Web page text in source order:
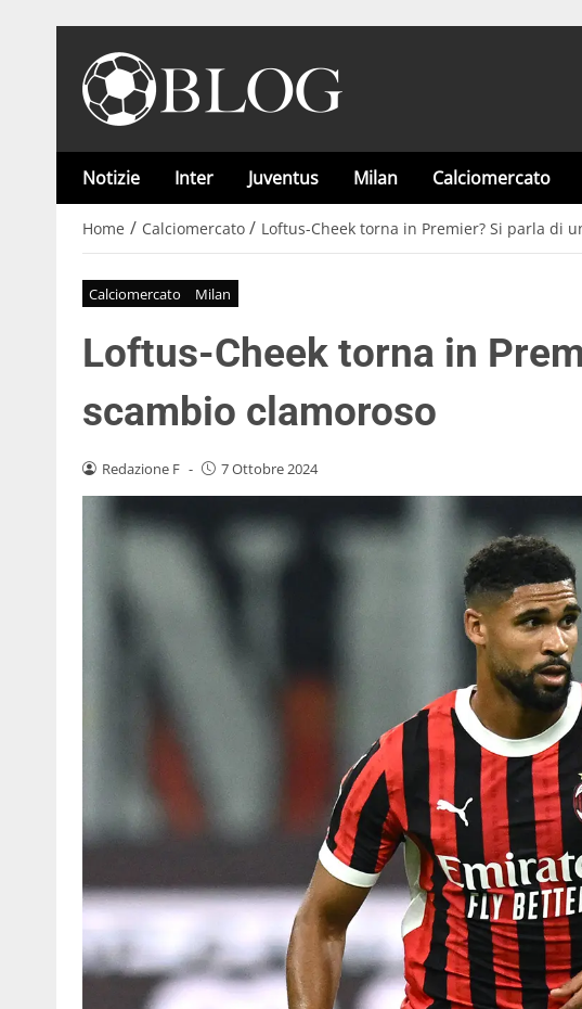
Notizie Inter Juventus Milan Calciomercato
Home / Calciomercato / Loftus-Cheek torna in Premier? Si parla di
Calciomercato Milan
Loftus-Cheek torna in
scambio clamoroso
Redazione F - 7 Ottobre 2024